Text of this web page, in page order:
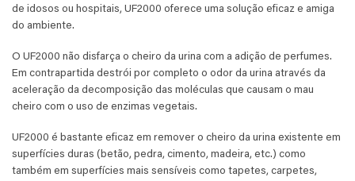
de idosos ou hospitais, UF2000 oferece uma solução eficaz e amiga
do ambiente.
O UF2000 não disfarça o cheiro da urina com a adição de perfumes.
Em contrapartida destrói por completo o odor da urina através da
aceleração da decomposição das moléculas que causam o mau
cheiro com o uso de enzimas vegetais.
UF2000 é bastante eficaz em remover o cheiro da urina existente em
superfícies duras (betão, pedra, cimento, madeira, etc.) como
também em superfícies mais sensíveis como tapetes, carpetes,